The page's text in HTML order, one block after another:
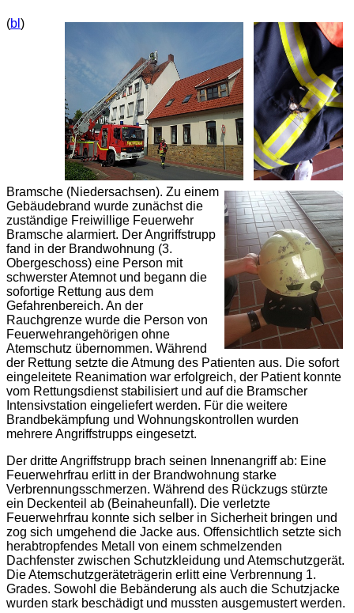
(bl )
Bramsche (Niedersachsen). Zu einem
Gebäudebrand wurde zunächst die
zuständige Freiwillige Feuerwehr
Bramsche alarmiert. Der Angriffstrupp
fand in der Brandwohnung (3.
Obergeschoss) eine Person mit
schwerster Atemnot und begann die
sofortige Rettung aus dem
Gefahrenbereich. An der
Rauchgrenze wurde die Person von
Feuerwehrangehörigen ohne
Atemschutz übernommen. Während
der Rettung setzte die Atmung des Patienten aus. Die sofort
eingeleitete Reanimation war erfolgreich, der Patient konnte
vom Rettungsdienst stabilisiert und auf die Bramscher
Intensivstation eingeliefert werden. Für die weitere
Brandbekämpfung und Wohnungskontrollen wurden
mehrere Angriffstrupps eingesetzt.
Der dritte Angriffstrupp brach seinen Innenangriff ab: Eine
Feuerwehrfrau erlitt in der Brandwohnung starke
Verbrennungsschmerzen. Während des Rückzugs stürzte
ein Deckenteil ab (Beinaheunfall). Die verletzte
Feuerwehrfrau konnte sich selber in Sicherheit bringen und
zog sich umgehend die Jacke aus. Offensichtlich setzte sich
herabtropfendes Metall von einem schmelzenden
Dachfenster zwischen Schutzkleidung und Atemschutzgerät.
Die Atemschutzgeräteträgerin erlitt eine Verbrennung 1.
Grades. Sowohl die Bebänderung als auch die Schutzjacke
wurden stark beschädigt und mussten ausgemustert werden.